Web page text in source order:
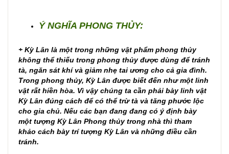
Ý NGHĨA PHONG THỦY:
+ Kỳ Lân là một trong những vật phẩm phong thủy
không thể thiếu trong phong thủy được dùng để tránh
tà, ngăn sát khí và giảm nhẹ tai ương cho cả gia đình.
Trong phong thủy, Kỳ Lân được biết đến như một linh
vật rất hiền hòa. Vì vậy chúng ta cần phải bày linh vật
Kỳ Lân đúng cách để có thể trừ tà và tăng phước lộc
cho gia chủ. Nếu các bạn đang đang có ý định bày
một tượng Kỳ Lân Phong thủy trong nhà thì tham
khảo cách bày trí tượng Kỳ Lân và những điều cần
tránh.